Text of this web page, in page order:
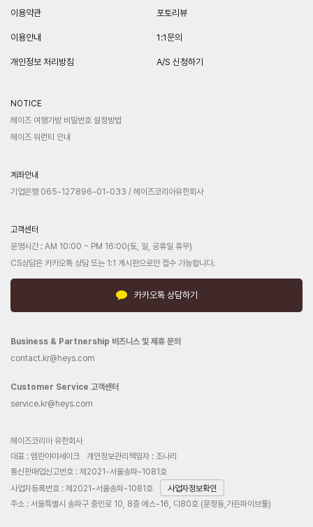
이용약관
이용안내
개인정보 처리방침
포토리뷰
1:1문의
A/S 신청하기
NOTICE
헤이즈 여행가방 비밀번호 설정방법
헤이즈 워런티 안내
계좌안내
기업은행 065-127896-01-033 / 헤이즈코리아유한회사
고객센터
운영시간 : AM 10:00 ~ PM 16:00(토, 일, 공휴일 휴무)
CS상담은 카카오톡 상담 또는 1:1 게시판으로만 접수 가능합니다.
카카오톡 상담하기
Business & Partnership 비즈니스 및 제휴 문의
contact.kr@heys.com
Customer Service 고객센터
service.kr@heys.com
헤이즈코리아 유한회사
대표 : 엠란야야세이크
개인정보관리책임자 : 조나리
통신판매업신고번호 : 제2021-서울송파-1081호
사업자등록번호 : 제2021-서울송파-1081호
사업자정보확인
주소 : 서울특별시 송파구 충민로 10, 8층 에스-16, 디80호 (문정동,가든파이브툴)